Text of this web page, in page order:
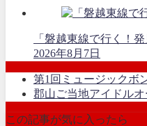
「磐越東線で行く！
2026年8月7日
第1回ミュージックボ
郡山ご当地アイドル
この記事が気に入ったら